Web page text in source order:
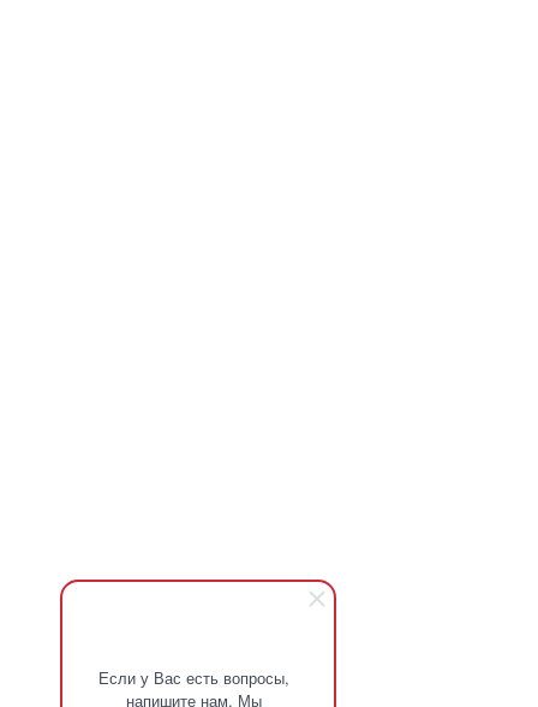
Если у Вас есть вопросы,
напишите нам. Мы